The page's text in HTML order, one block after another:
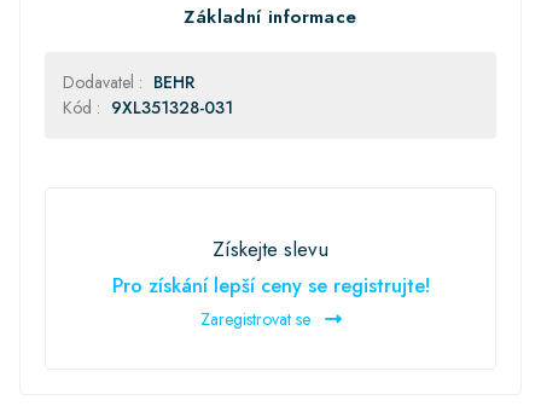
Základní informace
Dodavatel : BEHR
Kód : 9XL351328-031
Získejte slevu
Pro získání lepší ceny se registrujte!
Zaregistrovat se